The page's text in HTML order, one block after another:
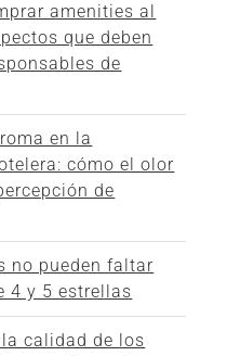
amenities al
que deben
de
en la
cómo el olor
de
no pueden faltar
4 y 5 estrellas
calidad de los